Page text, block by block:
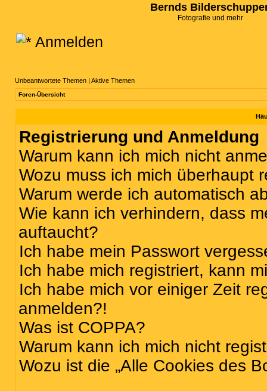
Bernds
Fotografie und mehr
Anmelden
Unbeantwortete Themen | Aktive Themen
Foren-Übersicht
Registrierung und Anmeldung
Warum kann ich mich nicht
Wozu muss ich mich überhaupt
Warum werde ich automatisch
Wie kann ich verhindern, dass
auftaucht?
Ich habe mein Passwort
Ich habe mich registriert, kann
Ich habe mich vor einiger Zeit
anmelden?!
Was ist COPPA?
Warum kann ich mich nicht
Wozu ist die „Alle Cookies des